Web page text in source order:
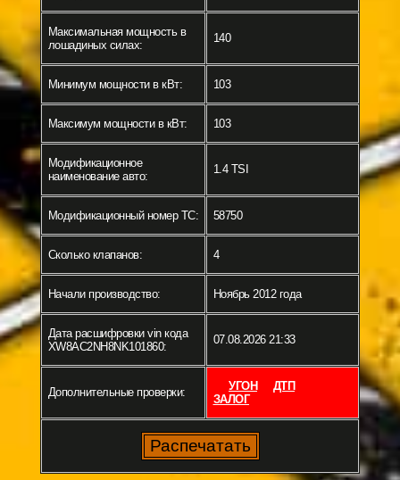
Максимальная мощность в
лошадиных силах:
140
Минимум мощности в кВт: 103
Максимум мощности в кВт: 103
Модификационное
наименование авто:
1.4 TSI
Модификационный номер ТС: 58750
Сколько клапанов: 4
Начали производство: Ноябрь 2012 года
Дата расшифровки vin кода
XW8AC2NH8NK101860:
07.08.2026 21:33
Дополнительные проверки: УГОН
ДТП
ЗАЛОГ